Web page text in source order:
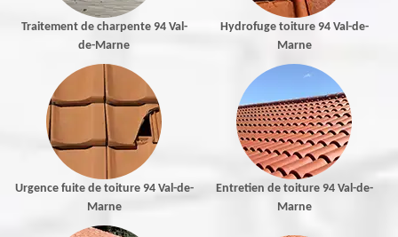
Traitement de charpente 94 Val-
de-Marne
Hydrofuge toiture 94 Val-de-
Marne
Urgence fuite de toiture 94 Val-de-
Marne
Entretien de toiture 94 Val-de-
Marne